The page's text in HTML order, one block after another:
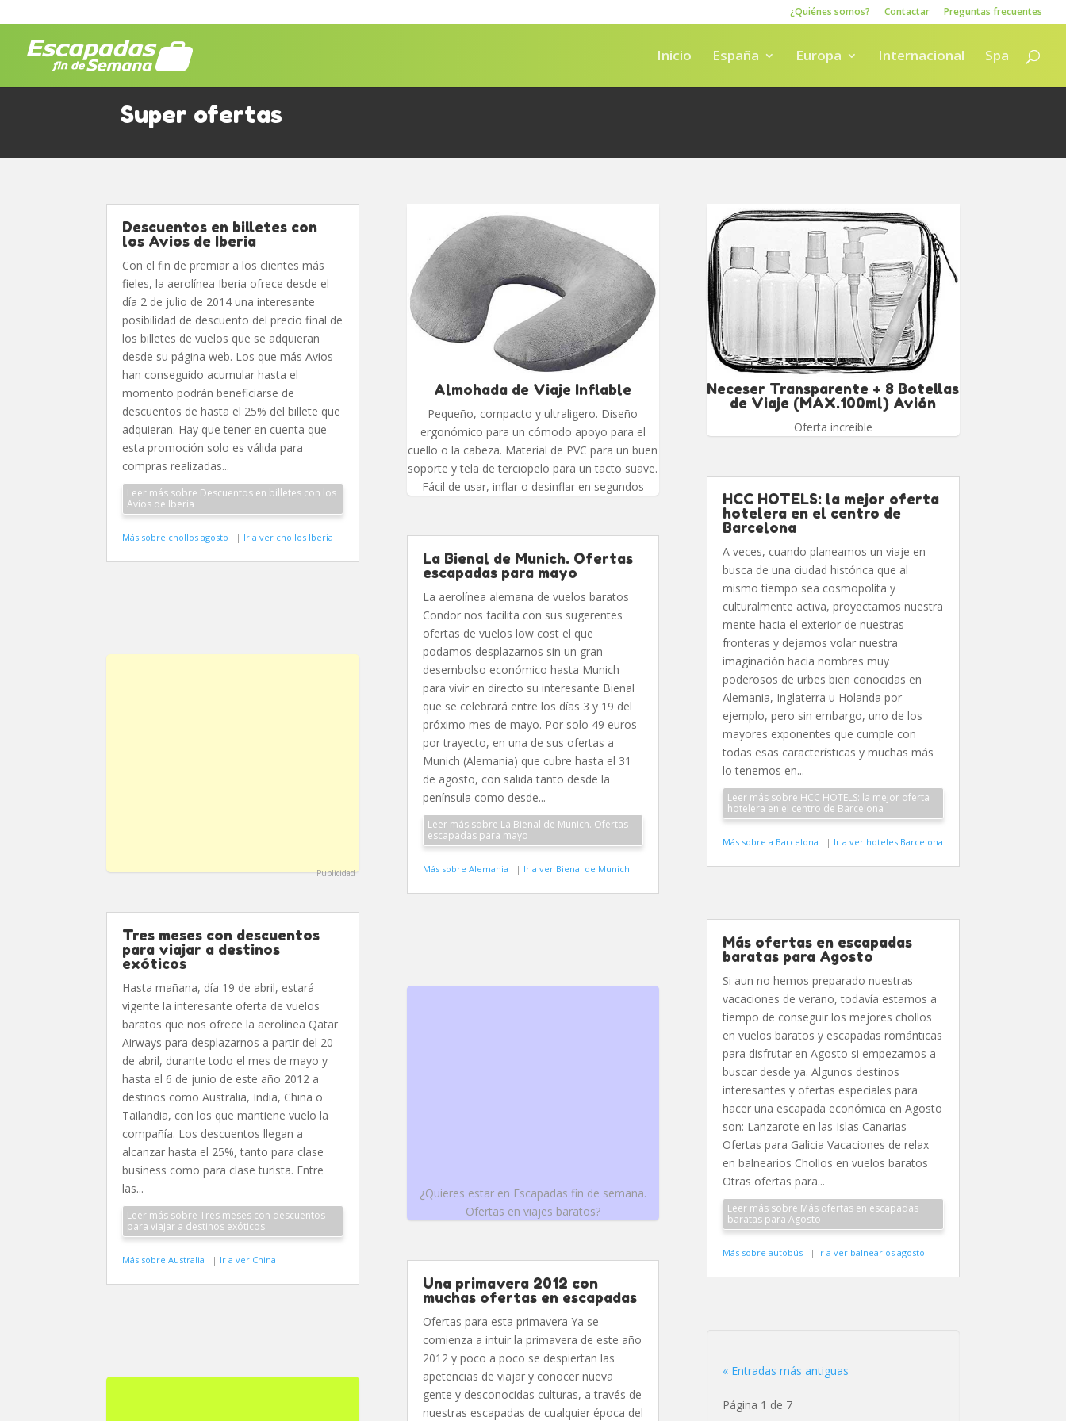
¿Quiénes somos? Contactar Preguntas frecuentes
Inicio España Europa Internacional Spa
Super ofertas
Descuentos en billetes con
los Avios de Iberia
Con el fin de premiar a los clientes más
fieles, la aerolínea Iberia ofrece desde el
día 2 de julio de 2014 una interesante
posibilidad de descuento del precio final de
los billetes de vuelos que se adquieran
desde su página web. Los que más Avios
han conseguido acumular hasta el
momento podrán beneficiarse de
descuentos de hasta el 25% del billete que
adquieran. Hay que tener en cuenta que
esta promoción solo es válida para
compras realizadas...
Leer más sobre Descuentos en billetes con los
Avios de Iberia
Más sobre chollos agosto | Ir a ver chollos Iberia
Publicidad
Tres meses con descuentos
para viajar a destinos
exóticos
Hasta mañana, día 19 de abril, estará
vigente la interesante oferta de vuelos
baratos que nos ofrece la aerolínea Qatar
Airways para desplazarnos a partir del 20
de abril, durante todo el mes de mayo y
hasta el 6 de junio de este año 2012 a
destinos como Australia, India, China o
Tailandia, con los que mantiene vuelo la
compañía. Los descuentos llegan a
alcanzar hasta el 25%, tanto para clase
business como para clase turista. Entre
las...
Leer más sobre Tres meses con descuentos
para viajar a destinos exóticos
Más sobre Australia | Ir a ver China
Almohada de Viaje Inflable
Pequeño, compacto y ultraligero. Diseño
ergonómico para un cómodo apoyo para el
cuello o la cabeza. Material de PVC para un buen
soporte y tela de terciopelo para un tacto suave.
Fácil de usar, inflar o desinflar en segundos
La Bienal de Munich. Ofertas
escapadas para mayo
La aerolínea alemana de vuelos baratos
Condor nos facilita con sus sugerentes
ofertas de vuelos low cost el que
podamos desplazarnos sin un gran
desembolso económico hasta Munich
para vivir en directo su interesante Bienal
que se celebrará entre los días 3 y 19 del
próximo mes de mayo. Por solo 49 euros
por trayecto, en una de sus ofertas a
Munich (Alemania) que cubre hasta el 31
de agosto, con salida tanto desde la
península como desde...
Leer más sobre La Bienal de Munich. Ofertas
escapadas para mayo
Más sobre Alemania | Ir a ver Bienal de Munich
¿Quieres estar en Escapadas fin de semana.
Ofertas en viajes baratos?
Una primavera 2012 con
muchas ofertas en escapadas
Ofertas para esta primavera Ya se
comienza a intuir la primavera de este año
2012 y poco a poco se despiertan las
apetencias de viajar y conocer nueva
gente y desconocidas culturas, a través de
nuestras escapadas de cualquier época del
Neceser Transparente + 8 Botellas
de Viaje (MAX.100ml) Avión
Oferta increible
HCC HOTELS: la mejor oferta
hotelera en el centro de
Barcelona
A veces, cuando planeamos un viaje en
busca de una ciudad histórica que al
mismo tiempo sea cosmopolita y
culturalmente activa, proyectamos nuestra
mente hacia el exterior de nuestras
fronteras y dejamos volar nuestra
imaginación hacia nombres muy
poderosos de urbes bien conocidas en
Alemania, Inglaterra u Holanda por
ejemplo, pero sin embargo, uno de los
mayores exponentes que cumple con
todas esas características y muchas más
lo tenemos en...
Leer más sobre HCC HOTELS: la mejor oferta
hotelera en el centro de Barcelona
Más sobre a Barcelona | Ir a ver hoteles Barcelona
Más ofertas en escapadas
baratas para Agosto
Si aun no hemos preparado nuestras
vacaciones de verano, todavía estamos a
tiempo de conseguir los mejores chollos
en vuelos baratos y escapadas románticas
para disfrutar en Agosto si empezamos a
buscar desde ya. Algunos destinos
interesantes y ofertas especiales para
hacer una escapada económica en Agosto
son: Lanzarote en las Islas Canarias
Ofertas para Galicia Vacaciones de relax
en balnearios Chollos en vuelos baratos
Otras ofertas para...
Leer más sobre Más ofertas en escapadas
baratas para Agosto
Más sobre autobús | Ir a ver balnearios agosto
« Entradas más antiguas
Página 1 de 7